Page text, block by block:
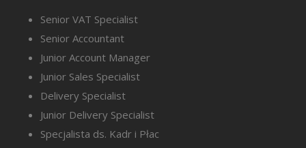
Senior VAT Specialist
Senior Accountant
Junior Account Manager
Junior Sales Specialist
Delivery Specialist
Junior Delivery Specialist
Specjalista ds. Kadr i Płac